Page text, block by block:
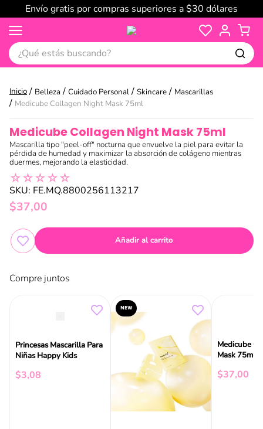
Envío gratis por compras superiores a $30 dólares
¿Qué estás buscando?
Belleza Cuidado Personal Skincare
Mascarillas
Medicube Collagen Night Mask 75ml
Medicube Collagen Night Mask 75ml
Mascarilla tipo "peel-off" nocturna que envuelve la piel para evitar la
pérdida de humedad y maximizar la absorción de colágeno mientras
duermes, mejorando la elasticidad.
☆☆☆☆☆
SKU: FE.MQ.8800256113217
$37,00
Añadir al carrito
Compre juntos
Princesas Mascarilla Para
Niñas Happy Kids
$3,08
NEW
Medicube
Mask 75ml
$37,00